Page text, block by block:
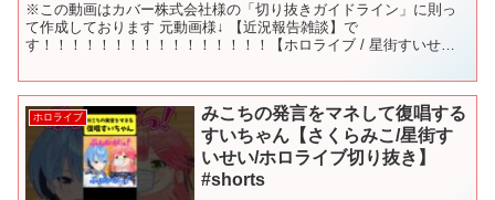
※この動画はカバー株式会社様の「切り抜きガイドライン」に則っ
て作成しております 元動画様↓ 【近況報告雑談】で
す！！！！！！！！！！！！！！！！【ホロライブ / 星街すいせ
ホロライブ
みこちの発言をマネして復唱する
すいちゃん【さくらみこ/星街す
いせい/ホロライブ切り抜き】
#shorts